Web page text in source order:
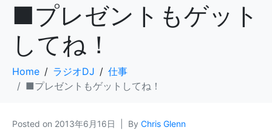
■プレゼントもゲット
してね！
Home ラジオDJ
仕事
■プレゼントもゲットしてね！
Posted on 2013年6月16日 By Chris Glenn